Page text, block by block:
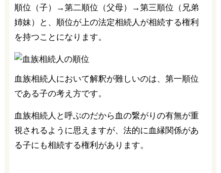
順位（子）→第二順位（父母）→第三順位（兄弟
姉妹）と、順位が上の法定相続人が相続する権利
を持つことになります。
血族相続人において解釈が難しいのは、第一順位
である子の考え方です。
血族相続人と呼ぶのだから血の繋がりの有無が重
視されるように思えますが、法的に血縁関係があ
る子にも相続する権利があります。